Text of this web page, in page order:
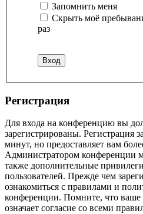
Запомнить меня
Скрыть моё
раз
Регистрация
Для входа на конференцию вы
зарегистрированы. Регистрация
минут, но предоставляет вам
Администратором конференции
также дополнительные
пользователей. Прежде чем
ознакомиться с правилами и
конференции. Помните, что ваше
означает согласие со всеми